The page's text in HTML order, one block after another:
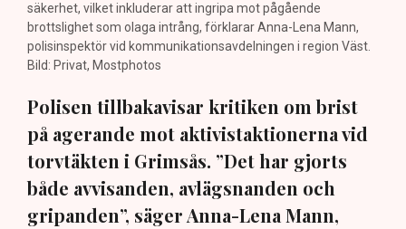
säkerhet, vilket inkluderar att ingripa mot pågående
brottslighet som olaga intrång, förklarar Anna-Lena Mann,
polisinspektör vid kommunikationsavdelningen i region Väst.
Bild: Privat, Mostphotos
Polisen tillbakavisar kritiken om brist
på agerande mot aktivistaktionerna vid
torvtäkten i Grimsås. ”Det har gjorts
både avvisanden, avlägsnanden och
gripanden”, säger Anna-Lena Mann,